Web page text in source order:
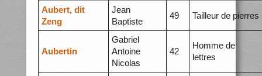
Aubert, dit
Zeng
Jean
Baptiste
49 Tailleur de pierres
Aubertin
Gabriel
Antoine
Nicolas
42
Homme de
lettres